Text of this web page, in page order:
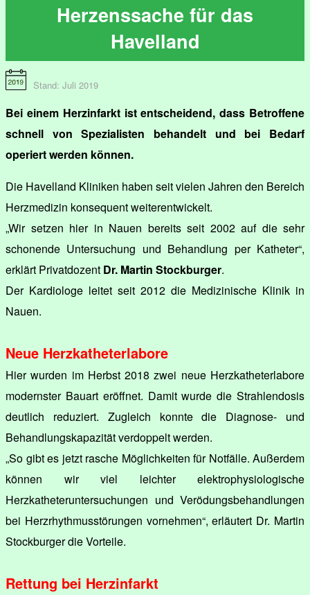
Herzenssache für das
Havelland
Stand: Juli 2019
Bei einem Herzinfarkt ist entscheidend, dass Betroffene
schnell von Spezialisten behandelt und bei Bedarf
operiert werden können.
Die Havelland Kliniken haben seit vielen Jahren den Bereich
Herzmedizin konsequent weiterentwickelt.
„Wir setzen hier in Nauen bereits seit 2002 auf die sehr
schonende Untersuchung und Behandlung per Katheter“,
erklärt Privatdozent Dr. Martin Stockburger.
Der Kardiologe leitet seit 2012 die Medizinische Klinik in
Nauen.
Neue Herzkatheterlabore
Hier wurden im Herbst 2018 zwei neue Herzkatheterlabore
modernster Bauart eröffnet. Damit wurde die Strahlendosis
deutlich reduziert. Zugleich konnte die Diagnose- und
Behandlungskapazität verdoppelt werden.
„So gibt es jetzt rasche Möglichkeiten für Notfälle. Außerdem
können wir viel leichter elektrophysiologische
Herzkatheteruntersuchungen und Verödungsbehandlungen
bei Herzrhythmusstörungen vornehmen“, erläutert Dr. Martin
Stockburger die Vorteile.
Rettung bei Herzinfarkt